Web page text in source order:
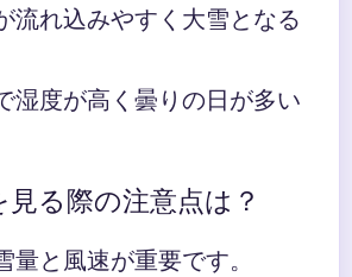
流れ込みやすく大雪となる
湿度が高く曇りの日が多い
見る際の注意点は？
量と風速が重要です。